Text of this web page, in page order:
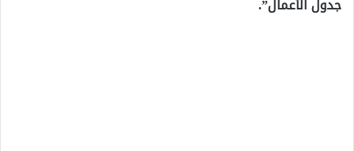
جدول الأعمال”.